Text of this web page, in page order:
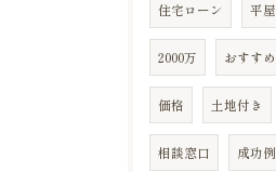
住宅ローン 平屋
2000万 おすすめ
価格 土地付き
相談窓口 成功例